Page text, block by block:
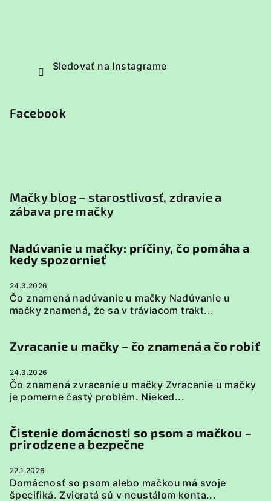
Sledovať na Instagrame
Facebook
Mačky blog – starostlivosť, zdravie a
zábava pre mačky
Nadúvanie u mačky: príčiny, čo pomáha a
kedy spozornieť
24.3.2026
Čo znamená nadúvanie u mačky Nadúvanie u
mačky znamená, že sa v tráviacom trakt...
Zvracanie u mačky – čo znamená a čo robiť
24.3.2026
Čo znamená zvracanie u mačky Zvracanie u mačky
je pomerne častý problém. Nieked...
Čistenie domácnosti so psom a mačkou –
prirodzene a bezpečne
22.1.2026
Domácnosť so psom alebo mačkou má svoje
špecifiká. Zvieratá sú v neustálom konta...